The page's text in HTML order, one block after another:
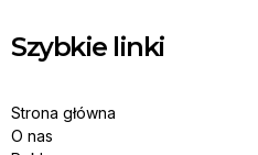
Szybkie linki
Strona główna
O nas